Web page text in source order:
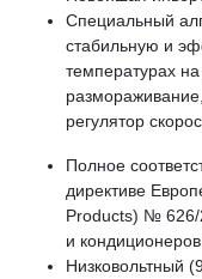
Специальный
стабильную и
температурах
регулятор
Полное
директиве
Products) № 626/
и
Низковольтный